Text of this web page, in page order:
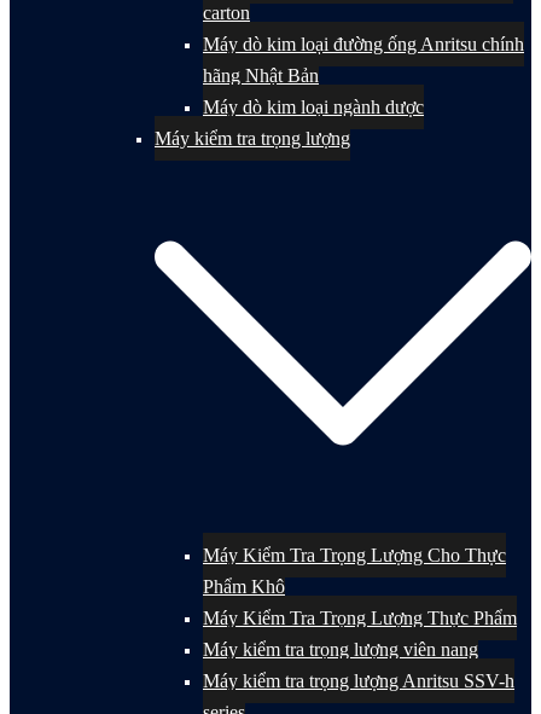
carton
Máy dò kim loại đường ống Anritsu chính
hãng Nhật Bản
Máy dò kim loại ngành dược
Máy kiểm tra trọng lượng
Máy Kiểm Tra Trọng Lượng Cho Thực
Phẩm Khô
Máy Kiểm Tra Trọng Lượng Thực Phẩm
Máy kiểm tra trọng lượng viên nang
Máy kiểm tra trọng lượng Anritsu SSV-h